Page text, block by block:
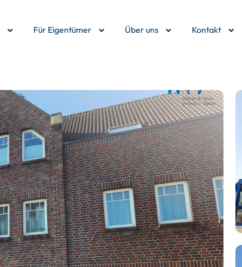
Für Eigentümer Über uns Kontakt